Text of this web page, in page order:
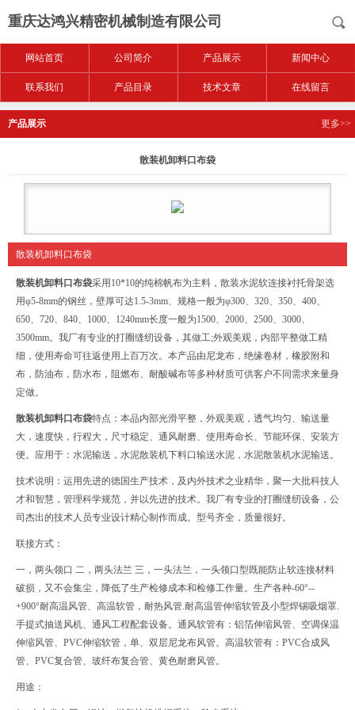
重庆达鸿兴精密机械制造有限公司
网站首页 公司简介 产品展示 新闻中心
联系我们 产品目录 技术文章 在线留言
产品展示 更多>>
散装机卸料口布袋
散装机卸料口布袋
散装机卸料口布袋采用10*10的纯棉帆布为主料，散装水泥软连接衬托骨架选
用φ5-8mm的钢丝，壁厚可达1.5-3mm、规格一般为φ300、320、350、400、
650、720、840、1000、1240mm长度一般为1500、2000、2500、3000、
3500mm。我厂有专业的打圈缝纫设备，其做工;外观美观，内部平整做工精
细，使用寿命可往返使用上百万次。本产品由尼龙布，绝缘卷材，橡胶附和
布，防油布，防水布，阻燃布、耐酸碱布等多种材质可供客户不同需求来量身
定做。
散装机卸料口布袋特点：本品内部光滑平整，外观美观，透气均匀、输送量
大，速度快，行程大，尺寸稳定、通风耐磨、使用寿命长、节能环保、安装方
便。应用于：水泥输送，水泥散装机下料口输送水泥，水泥散装机水泥输送。
技术说明：运用先进的德国生产技术，及内外技术之业精华，聚一大批科技人
才和智慧，管理科学规范，并以先进的技术。我厂有专业的打圈缝纫设备，公
司杰出的技术人员专业设计精心制作而成。型号齐全，质量很好。
联接方式：
一，两头领口 二，两头法兰 三，一头法兰，一头领口型既能防止软连接材料
破损，又不会集尘，降低了生产检修成本和检修工作量。生产各种-60°--
+900°耐高温风管、高温软管，耐热风管.耐高温管伸缩软管及小型焊锡吸烟罩.
手提式抽送风机、通风工程配套设备。通风软管有：铝箔伸缩风管、空调保温
伸缩风管、PVC伸缩软管，单、双层尼龙布风管。高温软管有：PVC合成风
管、PVC复合管、玻纤布复合管、黄色耐磨风管。
用途：